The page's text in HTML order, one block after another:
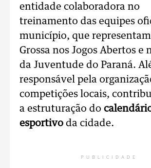
entidade colaboradora no
treinamento das equipes
município, que
Grossa nos Jogos Abertos e
da Juventude do Paraná.
responsável pela
competições locais,
a estruturação do
esportivo da cidade.
PUBLICIDADE